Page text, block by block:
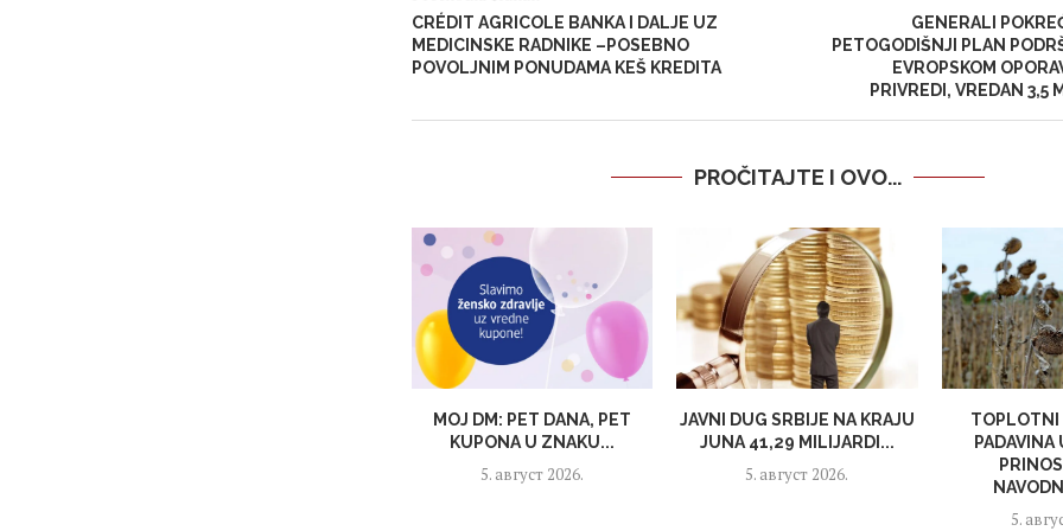
CRÉDIT AGRICOLE BANKA I DALJE UZ
MEDICINSKE RADNIKE –POSEBNO
POVOLJNIM PONUDAMA KEŠ KREDITA
GENERALI
PETOGODIŠNJI PLAN
EVROPSKOM
PRIVREDI, VREDAN 3,5
PROČITAJTE I OVO...
MOJ DM: PET DANA, PET
KUPONA U ZNAKU...
5. август 2026.
JAVNI DUG SRBIJE NA KRAJU
JUNA 41,29 MILIJARDI...
5. август 2026.
TOPLOTNI
PADAVINA
5.